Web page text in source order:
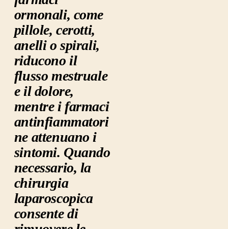
ormonali, come
pillole, cerotti,
anelli o spirali,
riducono il
flusso mestruale
e il dolore,
mentre i farmaci
antinfiammatori
ne attenuano i
sintomi. Quando
necessario, la
chirurgia
laparoscopica
consente di